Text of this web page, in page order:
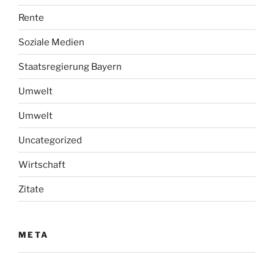
Rente
Soziale Medien
Staatsregierung Bayern
Umwelt
Umwelt
Uncategorized
Wirtschaft
Zitate
META